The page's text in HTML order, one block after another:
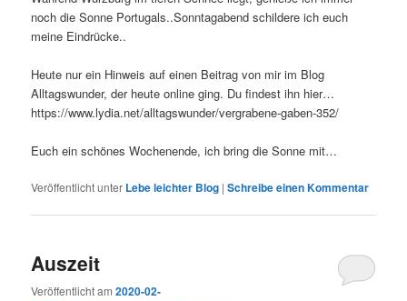
noch die Sonne Portugals..Sonntagabend schildere ich euch
meine Eindrücke..
Heute nur ein Hinweis auf einen Beitrag von mir im Blog
Alltagswunder, der heute online ging. Du findest ihn hier…
https://www.lydia.net/alltagswunder/vergrabene-gaben-352/
Euch ein schönes Wochenende, ich bring die Sonne mit…
Veröffentlicht unter Lebe leichter Blog |Schreibe einen Kommentar
Auszeit
Veröffentlicht am2020-02-